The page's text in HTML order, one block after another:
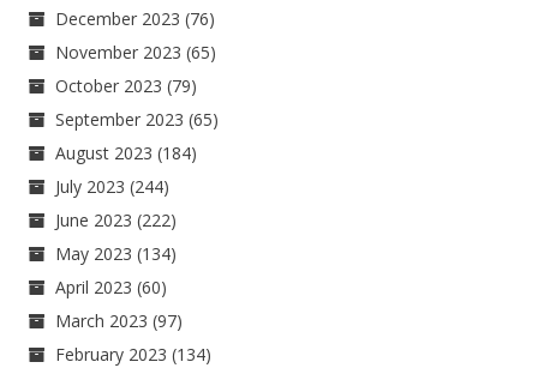
December 2023 (76)
November 2023 (65)
October 2023 (79)
September 2023 (65)
August 2023 (184)
July 2023 (244)
June 2023 (222)
May 2023 (134)
April 2023 (60)
March 2023 (97)
February 2023 (134)